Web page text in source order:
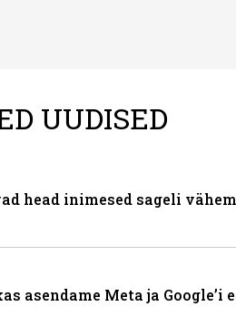
UUDISED
head inimesed sageli
asendame Meta ja Google’i